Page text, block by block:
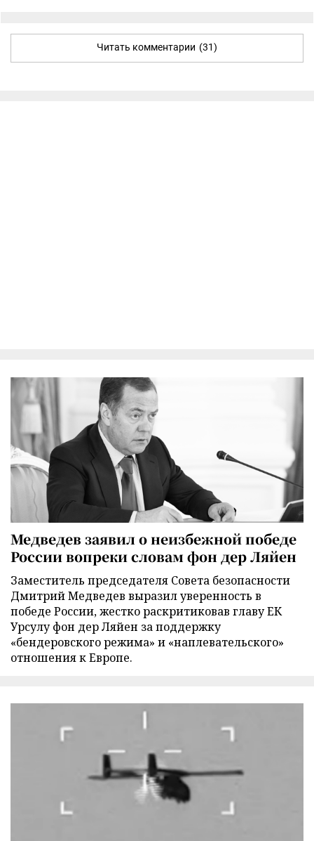
Читать комментарии (31)
Медведев заявил о неизбежной победе
России вопреки словам фон дер Ляйен
Заместитель председателя Совета безопасности
Дмитрий Медведев выразил уверенность в
победе России, жестко раскритиковав главу ЕК
Урсулу фон дер Ляйен за поддержку
«бендеровского режима» и «наплевательского»
отношения к Европе.